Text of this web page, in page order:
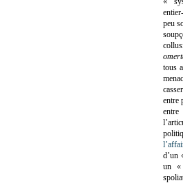
peu
tous
entre
d’un
un